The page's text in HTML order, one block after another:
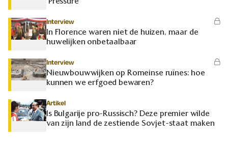
Interview
In Florence waren niet de huizen, maar de
huwelijken onbetaalbaar
Interview
Nieuwbouwwijken op Romeinse ruïnes: hoe
kunnen we erfgoed bewaren?
Artikel
Is Bulgarije pro-Russisch? Deze premier wilde
van zijn land de zestiende Sovjet-staat maken